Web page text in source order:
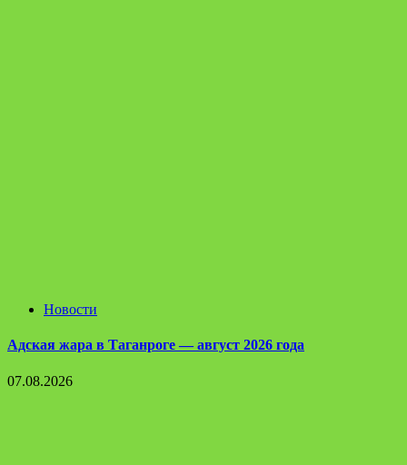
Новости
Адская жара в Таганроге — август 2026 года
07.08.2026